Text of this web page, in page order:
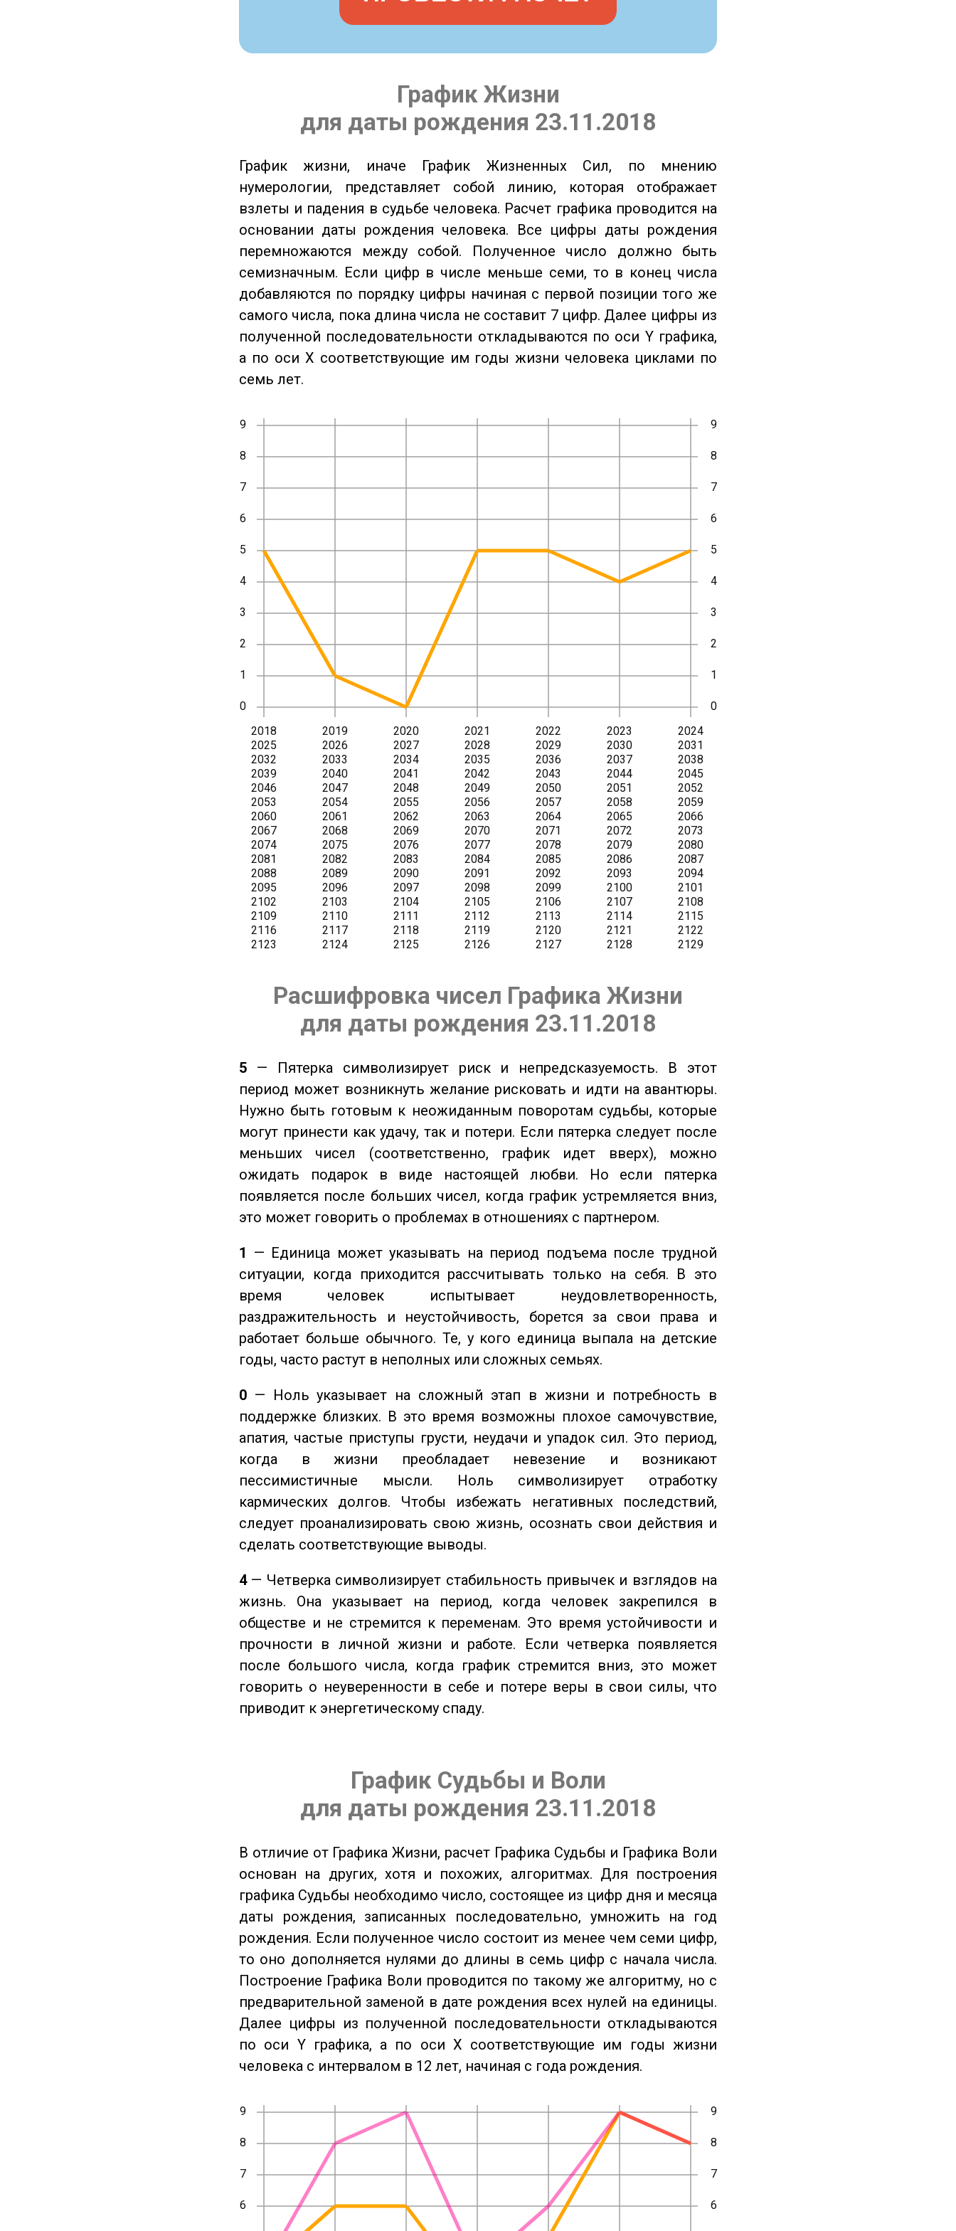
График Жизни
для даты рождения 23.11.2018
График жизни, иначе График Жизненных Сил, по мнению
нумерологии, представляет собой линию, которая отображает
взлеты и падения в судьбе человека. Расчет графика проводится на
основании даты рождения человека. Все цифры даты рождения
перемножаются между собой. Полученное число должно быть
семизначным. Если цифр в числе меньше семи, то в конец числа
добавляются по порядку цифры начиная с первой позиции того же
самого числа, пока длина числа не составит 7 цифр. Далее цифры из
полученной последовательности откладываются по оси Y графика,
а по оси X соответствующие им годы жизни человека циклами по
семь лет.
Расшифровка чисел Графика Жизни
для даты рождения 23.11.2018
5 — Пятерка символизирует риск и непредсказуемость. В этот
период может возникнуть желание рисковать и идти на авантюры.
Нужно быть готовым к неожиданным поворотам судьбы, которые
могут принести как удачу, так и потери. Если пятерка следует после
меньших чисел (соответственно, график идет вверх), можно
ожидать подарок в виде настоящей любви. Но если пятерка
появляется после больших чисел, когда график устремляется вниз,
это может говорить о проблемах в отношениях с партнером.
1 — Единица может указывать на период подъема после трудной
ситуации, когда приходится рассчитывать только на себя. В это
время человек испытывает неудовлетворенность,
раздражительность и неустойчивость, борется за свои права и
работает больше обычного. Те, у кого единица выпала на детские
годы, часто растут в неполных или сложных семьях.
0 — Ноль указывает на сложный этап в жизни и потребность в
поддержке близких. В это время возможны плохое самочувствие,
апатия, частые приступы грусти, неудачи и упадок сил. Это период,
когда в жизни преобладает невезение и возникают
пессимистичные мысли. Ноль символизирует отработку
кармических долгов. Чтобы избежать негативных последствий,
следует проанализировать свою жизнь, осознать свои действия и
сделать соответствующие выводы.
4— Четверка символизирует стабильность привычек и взглядов на
жизнь. Она указывает на период, когда человек закрепился в
обществе и не стремится к переменам. Это время устойчивости и
прочности в личной жизни и работе. Если четверка появляется
после большого числа, когда график стремится вниз, это может
говорить о неуверенности в себе и потере веры в свои силы, что
приводит к энергетическому спаду.
График Судьбы и Воли
для даты рождения 23.11.2018
В отличие от Графика Жизни, расчет Графика Судьбы и Графика Воли
основан на других, хотя и похожих, алгоритмах. Для построения
графика Судьбы необходимо число, состоящее из цифр дня и месяца
даты рождения, записанных последовательно, умножить на год
рождения. Если полученное число состоит из менее чем семи цифр,
то оно дополняется нулями до длины в семь цифр с начала числа.
Построение Графика Воли проводится по такому же алгоритму, но с
предварительной заменой в дате рождения всех нулей на единицы.
Далее цифры из полученной последовательности откладываются
по оси Y графика, а по оси X соответствующие им годы жизни
человека с интервалом в 12 лет, начиная с года рождения.